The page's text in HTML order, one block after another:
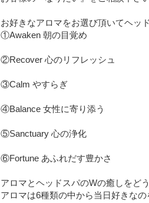
お好きなアロマをお選び頂いてヘッ
①Awaken 朝の目覚め
②Recover 心のリフレッシュ
③Calm やすらぎ
④Balance 女性に寄り添う
⑤Sanctuary 心の浄化
⑥Fortune あふれだす豊かさ
アロマとヘッドスパのWの癒しをど
アロマは6種類の中から当日好きな